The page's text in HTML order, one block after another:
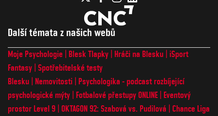
Další témata z našich webů
Moje Psychologie Blesk Tlapky Hráči na Blesku
iSport
Fantasy Spotřebitelské testy
Blesku
Nemovitosti
Psychologika - podcast rozbíjející
psychologické mýty
Fotbalové přestupy ONLINE
Eventový
prostor Level 9 OKTAGON 92: Szabová vs. Pudilová
Chance Liga